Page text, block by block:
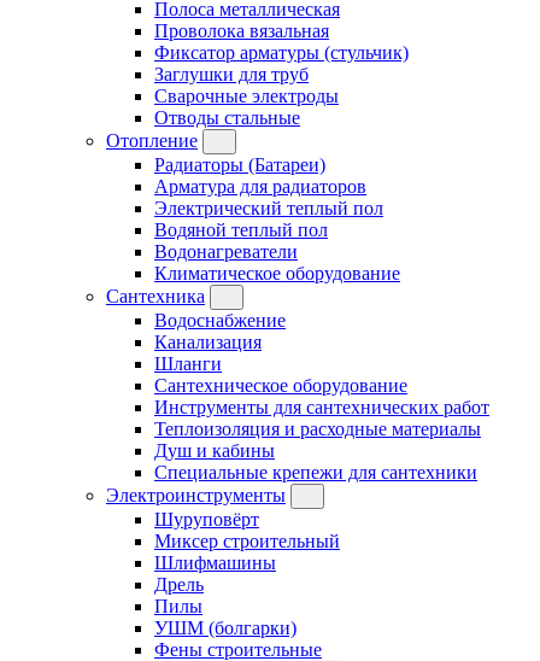
Полоса металлическая
Проволока вязальная
Фиксатор арматуры (стульчик)
Заглушки для труб
Сварочные электроды
Отводы стальные
Отопление
Радиаторы (Батареи)
Арматура для радиаторов
Электрический теплый пол
Водяной теплый пол
Водонагреватели
Климатическое оборудование
Сантехника
Водоснабжение
Канализация
Шланги
Сантехническое оборудование
Инструменты для сантехнических работ
Теплоизоляция и расходные материалы
Душ и кабины
Специальные крепежи для сантехники
Электроинструменты
Шуруповёрт
Миксер строительный
Шлифмашины
Дрель
Пилы
УШМ (болгарки)
Фены строительные